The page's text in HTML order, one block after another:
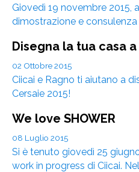
Giovedì 19 novembre 2015,
dimostrazione e consulenza
Disegna la tua casa
02 Ottobre 2015
Ciicai e Ragno ti aiutano a
Cersaie 2015!
We love SHOWER
08 Luglio 2015
Si è tenuto giovedì 25
work in progress di Ciicai.